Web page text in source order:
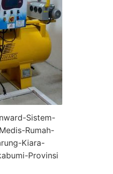
Sistem-
Rumah-
Kiara-
Provinsi